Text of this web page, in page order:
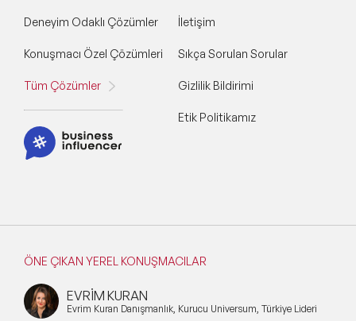
Deneyim Odaklı Çözümler
Konuşmacı Özel Çözümleri
Tüm Çözümler
İletişim
Sıkça Sorulan Sorular
Gizlilik Bildirimi
Etik Politikamız
ÖNE ÇIKAN YEREL KONUŞMACILAR
EVRİM KURAN
Evrim Kuran Danışmanlık, Kurucu Universum, Türkiye Lideri